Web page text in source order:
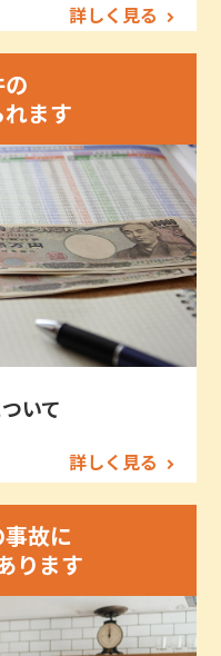
詳しく見る
ます
いて
詳しく見る
故に
ります